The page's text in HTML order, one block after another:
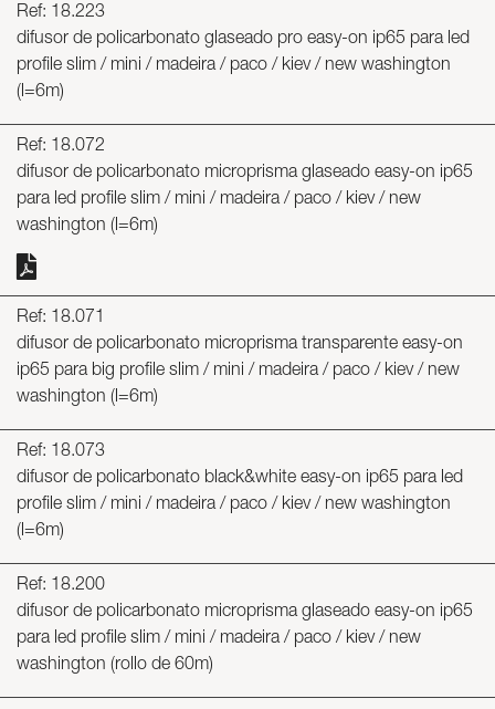
Ref: 18.223
difusor de policarbonato glaseado pro easy-on ip65 para led
profile slim / mini / madeira / paco / kiev / new washington
(l=6m)
Ref: 18.072
difusor de policarbonato microprisma glaseado easy-on ip65
para led profile slim / mini / madeira / paco / kiev / new
washington (l=6m)
Ref: 18.071
difusor de policarbonato microprisma transparente easy-on
ip65 para big profile slim / mini / madeira / paco / kiev / new
washington (l=6m)
Ref: 18.073
difusor de policarbonato black&white easy-on ip65 para led
profile slim / mini / madeira / paco / kiev / new washington
(l=6m)
Ref: 18.200
difusor de policarbonato microprisma glaseado easy-on ip65
para led profile slim / mini / madeira / paco / kiev / new
washington (rollo de 60m)